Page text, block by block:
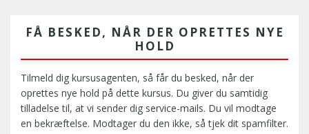
FÅ BESKED, NÅR DER OPRETTES NYE
HOLD
Tilmeld dig kursusagenten, så får du besked, når der
oprettes nye hold på dette kursus. Du giver du samtidig
tilladelse til, at vi sender dig service-mails. Du vil modtage
en bekræftelse. Modtager du den ikke, så tjek dit spamfilter.